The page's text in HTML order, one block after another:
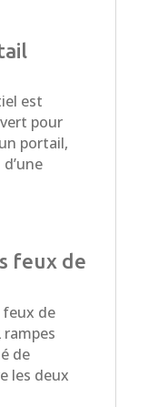
est
pour
portail,
feux de
feux de
de
les deux